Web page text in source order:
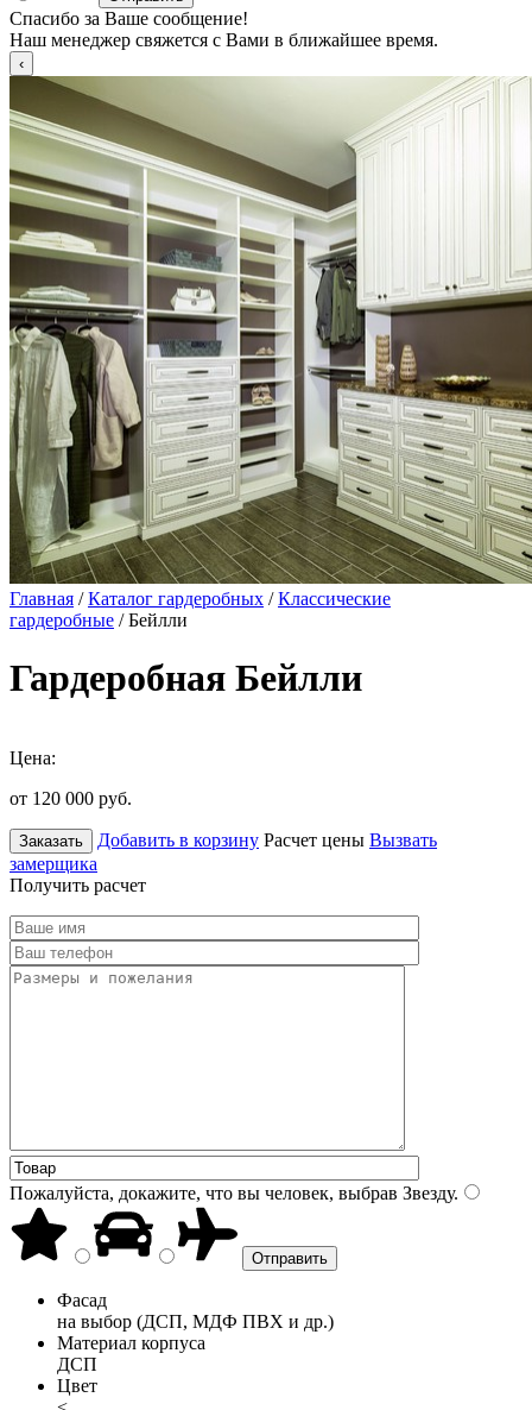
Спасибо за Ваше сообщение!
Наш менеджер свяжется с Вами в ближайшее время.
Главная /Каталог гардеробных /Классические
гардеробные / Бейлли
Гардеробная Бейлли
Цена:
от 120 000 руб.
Заказать Добавить в корзину Расчет цены Вызвать
замерщика
Получить расчет
Пожалуйста, докажите, что вы человек, выбрав Звезду.
Фасад
на выбор (ДСП, МДФ ПВХ и др.)
Материал корпуса
ДСП
Цвет